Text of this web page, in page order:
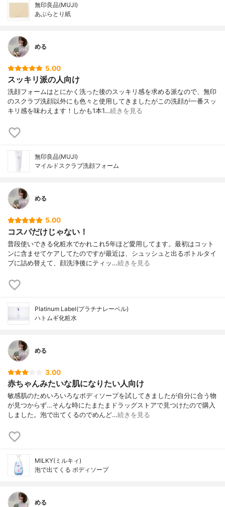
無印良品(MUJI)
あぶらとり紙
める
5.00
スッキリ派の人向け
洗顔フォームはとにかく洗った後のスッキリ感を求める派なので、無印
のスクラブ洗顔以外にも色々と使用してきましたがこの洗顔が一番スッ
キリ感を味わえます！しかも1本1…続きを見る
無印良品(MUJI)
マイルドスクラブ洗顔フォーム
める
5.00
コスパだけじゃない！
普段使いできる化粧水でかれこれ5年ほど愛用してます。最初はコット
ンに含ませてケアしてたのですが最近は、シュッシュと出るボトルタイ
プに詰め替えて、顔洗浄後にティッ…続きを見る
Platinum Label(プラチナレーベル)
ハトムギ化粧水
める
3.00
赤ちゃんみたいな肌になりたい人向け
敏感肌のためいろいろなボディソープを試してきましたが自分に合う物
が見つからず…そんな時にたまたまドラッグストアで見つけたので購入
しました。泡で出てくるのでめんど…続きを見る
MILKY(ミルキィ)
泡で出てくる ボディソープ
める